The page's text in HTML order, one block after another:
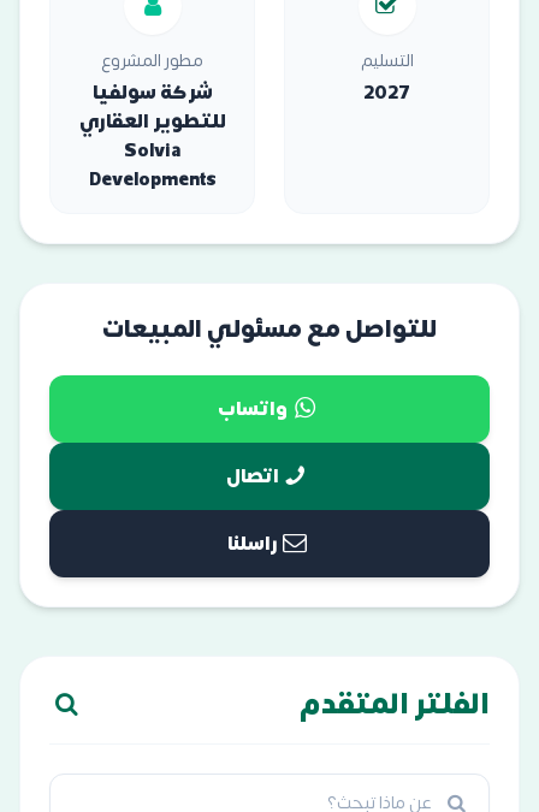
التسليم
2027
مطور المشروع
شركة سولفيا
للتطوير العقاري
Solvia
Developments
للتواصل مع مسئولي المبيعات
واتساب
اتصال
راسلنا
الفلتر المتقدم